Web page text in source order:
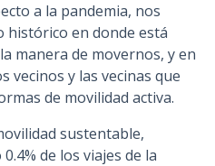
a la pandemia, nos
en donde está
manera de movernos, y en
vecinos y las vecinas que
de movilidad activa.
sustentable,
de los viajes de la